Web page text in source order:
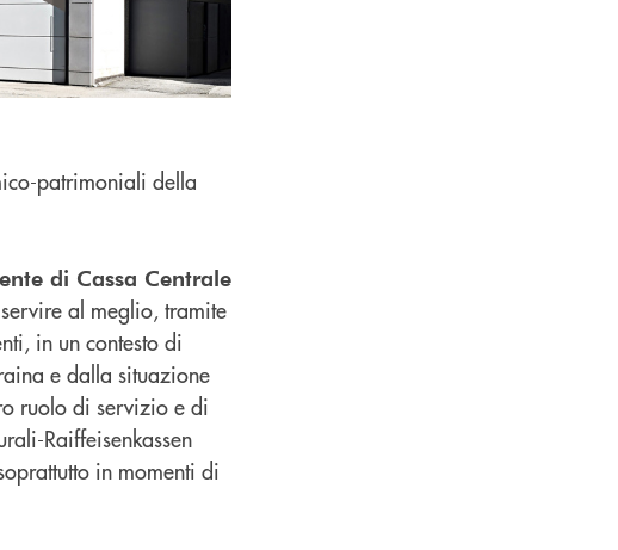
patrimoniali della
di Cassa Centrale
al meglio, tramite
in un contesto di
e dalla situazione
ruolo di servizio e di
Raiffeisenkassen
in momenti di